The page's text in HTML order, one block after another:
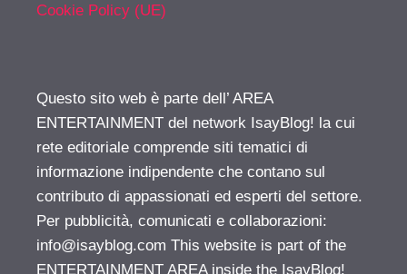
Cookie Policy (UE)
Questo sito web è parte dell’ AREA
ENTERTAINMENT del network IsayBlog! la cui
rete editoriale comprende siti tematici di
informazione indipendente che contano sul
contributo di appassionati ed esperti del settore.
Per pubblicità, comunicati e collaborazioni:
info@isayblog.com This website is part of the
ENTERTAINMENT AREA inside the IsayBlog!